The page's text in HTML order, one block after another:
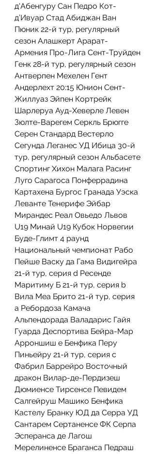
д'Абенгуру Сан Педро Кот-
д’Ивуар Стад Абиджан Ван
Пюник 22-й тур, регулярный
сезон Алашкерт Арарат-
Армения Про-Лига Сент-Труйден
Генк 28-й тур, регулярный сезон
Антверпен Мехелен Гент
Андерлехт 20:15 Юнион Сент-
Жиллуаз Эйпен Кортрейк
Шарлеруа Ауд-Хеверле Левен
Зюлте-Варегем Серкль Брюгге
Серен Стандард Вестерло
Сегунда Леганес УД Ибица 30-й
тур, регулярный сезон Альбасете
Спортинг Хихон Малага Расинг
Луго Сарагоса Понферрадина
Картахена Бургос Гранада Уэска
Леванте Тенерифе Эйбар
Мирандес Реал Овьедо Львов
U19 Минай U19 Кубок Норвегии
Буде-Глимт 4 раунд
Национальный чемпионат Рабо
Пейше Васку да Гама Видигейра
21-й тур, серия d Ресенде
Маритиму Б 21-й тур, серия b
Вила Меа Брито 21-й тур, серия
а Ребордоза Камача
Альпендорада Валадарис Гайя
Гуарда Деспортива Бейра-Мар
Арроншиш e Бенфика Перу
Пиньейру 21-й тур, серия c
Фабрил Баррейро Восточный
дракон Вилар-де-Пердизеш
Дюмиенсе Тирсенсе Певидем
Салгейруш Машико Бенфика
Кастелу Бранку ЮД да Серра УД
Сантарем Сертаненсе ФК Серпа
Эсперанса де Лагош
Мерелиненсе Браганса Педраш